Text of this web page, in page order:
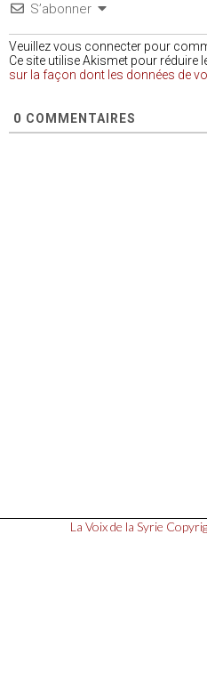
S’abonner
Veuillez vous connecter pour
Ce site utilise Akismet pour réduire
sur la façon dont les données de
0 COMMENTAIRES
La Voix de la Syrie